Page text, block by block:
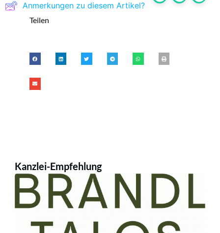
Anmerkungen zu diesem Artikel?
Teilen
Kanzlei-Empfehlung